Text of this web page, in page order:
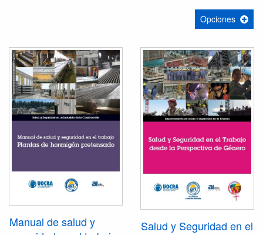
Opciones
Manual de salud y
Salud y Seguridad en el